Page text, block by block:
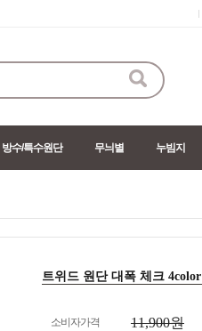
방수/특수원단 무늬별 누빔지
트위드 원단 대폭 체크 4color
소비자가격 11,900원